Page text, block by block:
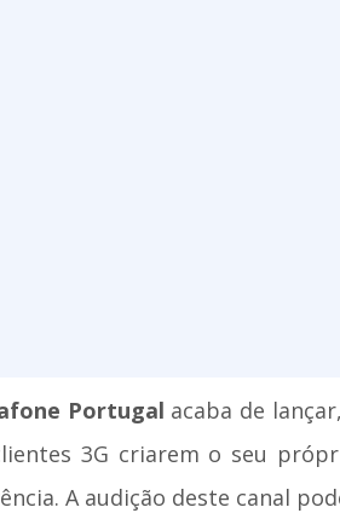
Portugal acaba de
3G criarem o seu
A audição deste canal